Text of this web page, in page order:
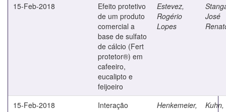
15-Feb-2018
Efeito protetivo
de um produto
comercial a
base de sulfato
de cálcio (Fert
protetor®) em
cafeeiro,
eucalipto e
feijoeiro
Estevez,
Rogério
Lopes
José
15-Feb-2018
Interação
Henkemeier,
Kuhn,